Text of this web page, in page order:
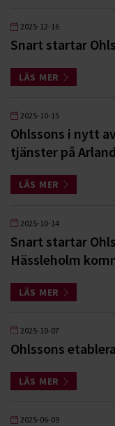
2025-12-16
Snart startar
LÄS MER
2025-10-15
Ohlssons i nytt
tjänster på
LÄS MER
2025-10-14
Snart startar
Hässleholm
LÄS MER
2025-10-07
Ohlssons
LÄS MER
2025-06-09